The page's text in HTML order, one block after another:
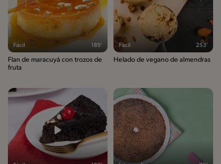
Fácil 189'
Flan de maracuyá con trozos de
fruta
Fácil 253'
Helado de vegano de almendras